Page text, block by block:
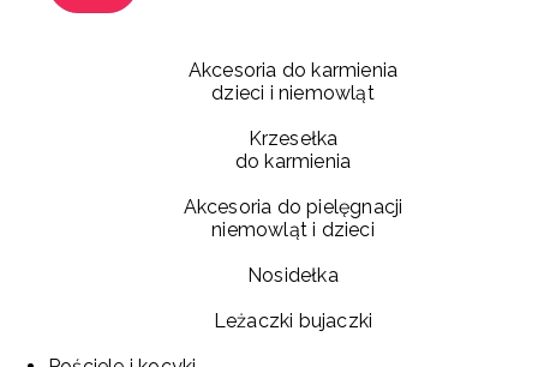
Akcesoria do karmienia
dzieci i niemowląt
Krzesełka
do karmienia
Akcesoria do pielęgnacji
niemowląt i dzieci
Nosidełka
Leżaczki bujaczki